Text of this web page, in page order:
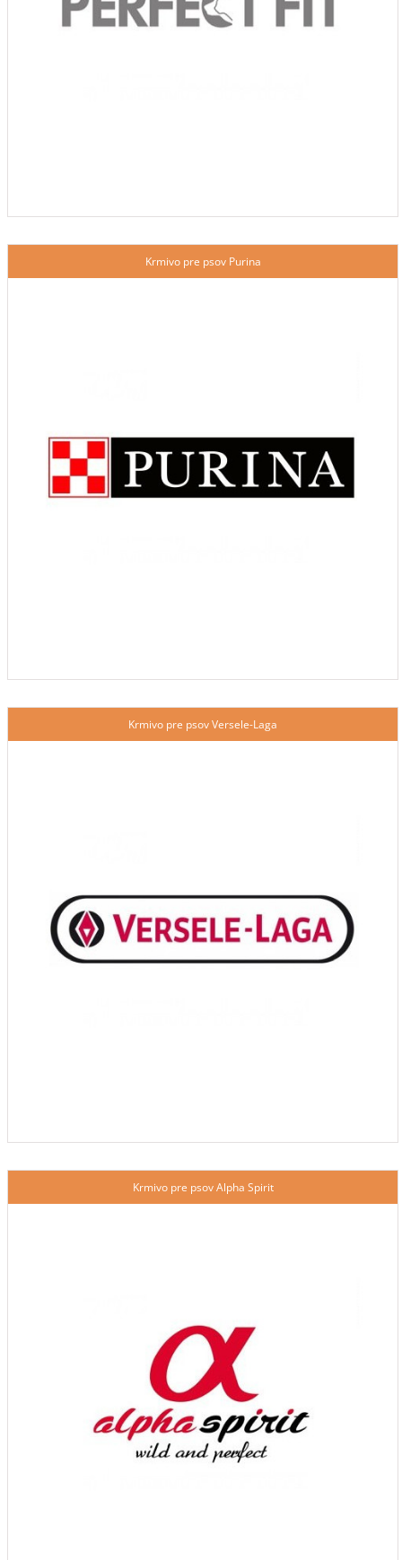
Krmivo pre psov Purina
Krmivo pre psov Versele-Laga
Krmivo pre psov Alpha Spirit